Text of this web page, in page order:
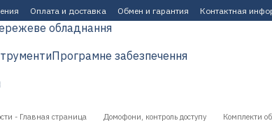
Оплата и доставка Обмен и гарантия Контактная
обладнання
Програмне забезпечення
- Главная страница Домофони, контроль доступу
Комплекти